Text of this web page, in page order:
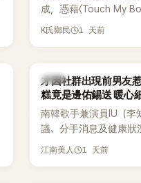
成，憑藉〈Touch My
〈Shake It〉等一連串夏
的孝琳，近日在社群分享
景聚餐的日常，不僅展
好交情，她幾乎素顏入
意外掀起網友熱議。
K氏鄉民 1 天前
韓星
才因社群出現前男友
糕竟是邊佑錫送 暖心
南韓歌手兼演員IU（李
議、分手消息及健康狀
睽違3個月更新社群平
江南美人 1 天前